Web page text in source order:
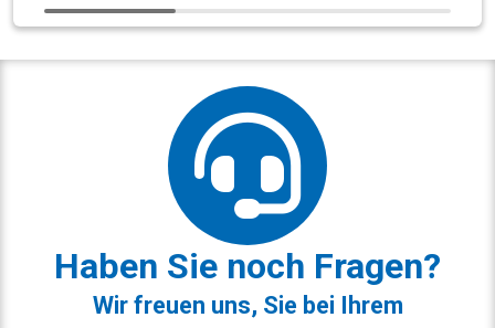
Haben Sie noch Fragen?
Wir freuen uns, Sie bei Ihrem